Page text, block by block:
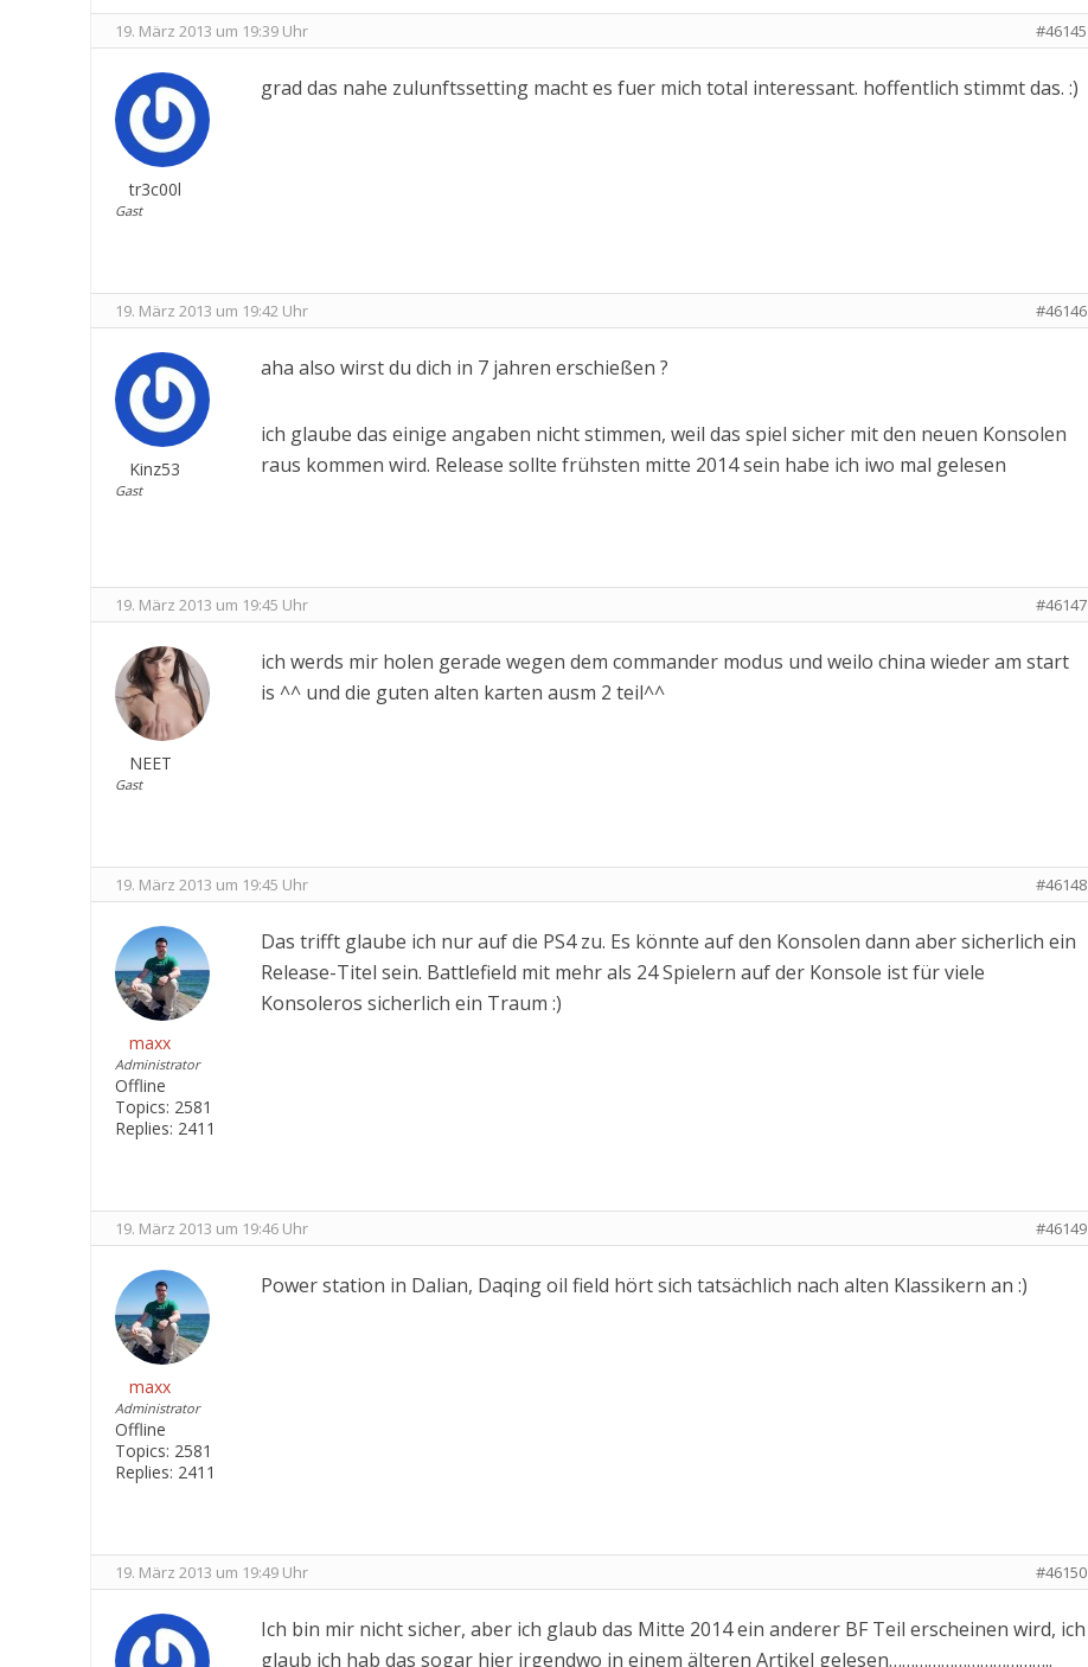
19. März 2013 um 19:39 Uhr #46145
tr3c00l
Gast
grad das nahe zulunftssetting macht es fuer mich total interessant. hoffentlich stimmt das. :)
19. März 2013 um 19:42 Uhr #46146
Kinz53
Gast
aha also wirst du dich in 7 jahren erschießen ?
ich glaube das einige angaben nicht stimmen, weil das spiel sicher mit den neuen Konsolen
raus kommen wird. Release sollte frühsten mitte 2014 sein habe ich iwo mal gelesen
19. März 2013 um 19:45 Uhr #46147
NEET
Gast
ich werds mir holen gerade wegen dem commander modus und weilo china wieder am start
is ^^ und die guten alten karten ausm 2 teil^^
19. März 2013 um 19:45 Uhr #46148
maxx
Administrator
Offline
Topics: 2581
Replies: 2411
Das trifft glaube ich nur auf die PS4 zu. Es könnte auf den Konsolen dann aber sicherlich ein
Release-Titel sein. Battlefield mit mehr als 24 Spielern auf der Konsole ist für viele
Konsoleros sicherlich ein Traum :)
19. März 2013 um 19:46 Uhr #46149
maxx
Administrator
Offline
Topics: 2581
Replies: 2411
Power station in Dalian, Daqing oil field hört sich tatsächlich nach alten Klassikern an :)
19. März 2013 um 19:49 Uhr #46150
Ich bin mir nicht sicher, aber ich glaub das Mitte 2014 ein anderer BF Teil erscheinen wird, ich
glaub ich hab das sogar hier irgendwo in einem älteren Artikel gelesen………………………………..